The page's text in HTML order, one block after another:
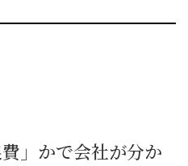
」かで会社が分か